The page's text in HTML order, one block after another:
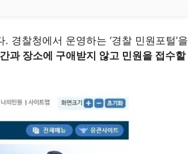
찰청에서 운영하는 ‘경찰 민원포털’을
과 장소에 구애받지 않고 민원을 접수할